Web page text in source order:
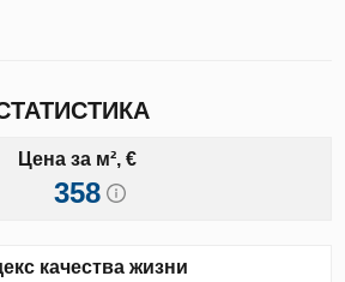
Цена за м², €
358
качества жизни